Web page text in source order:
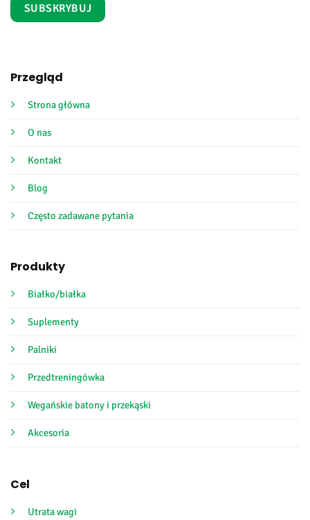
Przegląd
Strona główna
O nas
Kontakt
Blog
Często zadawane pytania
Produkty
Białko/białka
Suplementy
Palniki
Przedtreningówka
Wegańskie batony i przekąski
Akcesoria
Cel
Utrata wagi